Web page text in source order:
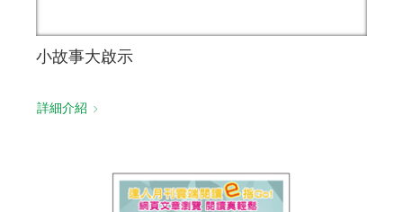
小故事大啟示
詳細介紹